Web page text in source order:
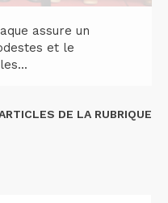
assure un
et le
DE LA RUBRIQUE